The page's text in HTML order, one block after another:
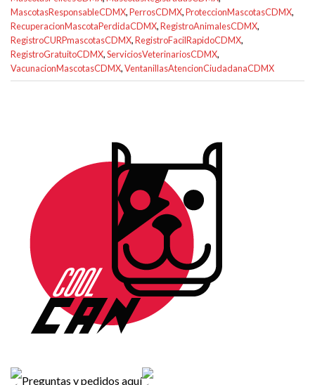
MascotasResponsableCDMX,PerrosCDMX,ProteccionMascotasCDMX,
RecuperacionMascotaPerdidaCDMX,RegistroAnimalesCDMX,
RegistroCURPmascotasCDMX,RegistroFacilRapidoCDMX,
RegistroGratuitoCDMX,ServiciosVeterinariosCDMX,
VacunacionMascotasCDMX,VentanillasAtencionCiudadanaCDMX
Preguntas y pedidos aquí